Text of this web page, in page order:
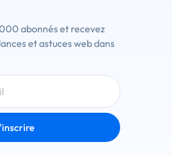
abonnés et recevez
et astuces web dans